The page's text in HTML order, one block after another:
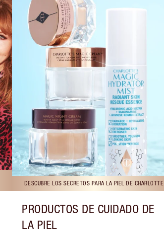
DESCUBRE LOS SECRETOS PARA LA PIEL DE CHARLOTTE
PRODUCTOS DE CUIDADO DE
LA PIEL